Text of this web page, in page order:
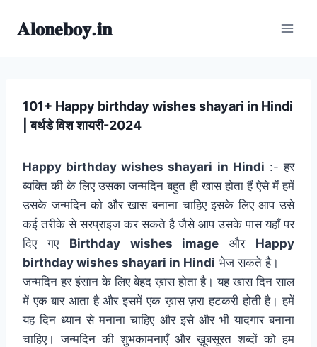
𝐀𝐥𝐨𝐧𝐞𝐛𝐨𝐲.𝐢𝐧
101+ Happy birthday wishes shayari in Hindi
| बर्थडे विश शायरी-2024
Happy birthday wishes shayari in Hindi :- हर
व्यक्ति की के लिए उसका जन्मदिन बहुत ही खास होता हैं ऐसे में हमें
उसके जन्मदिन को और खास बनाना चाहिए इसके लिए आप उसे
कई तरीके से सरप्राइज कर सकते है जैसे आप उसके पास यहाँ पर
दिए गए Birthday wishes image और Happy
birthday wishes shayari in Hindi भेज सकते है।
जन्मदिन हर इंसान के लिए बेहद ख़ास होता है। यह खास दिन साल
में एक बार आता है और इसमें एक ख़ास ज़रा हटकरी होती है। हमें
यह दिन ध्यान से मनाना चाहिए और इसे और भी यादगार बनाना
चाहिए। जन्मदिन की शुभकामनाएँ और ख़ूबसूरत शब्दों को हम